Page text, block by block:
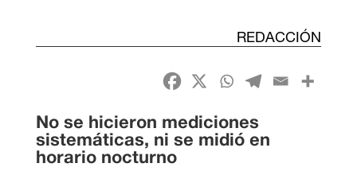
REDACCIÓN
No se hicieron mediciones
sistemáticas, ni se midió en
horario nocturno